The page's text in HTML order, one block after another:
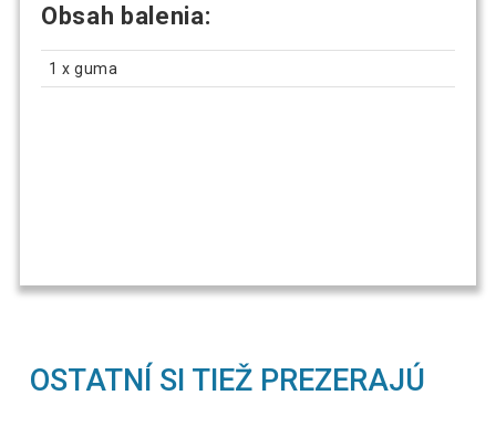
Obsah balenia:
1 x guma
OSTATNÍ SI TIEŽ PREZERAJÚ